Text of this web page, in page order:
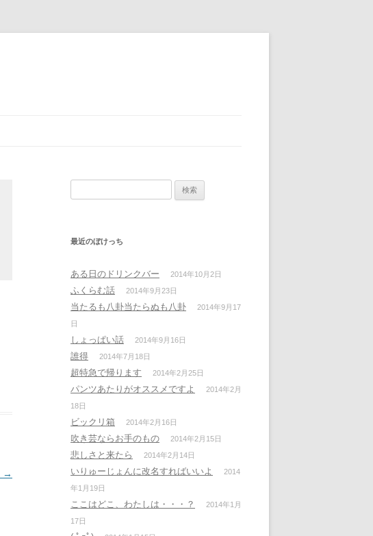
→
最近のぼけっち
ある日のドリンクバー 2014年10月2日
ふくらむ話 2014年9月23日
当たるも八卦当たらぬも八卦
2014年9月17
日
しょっぱい話 2014年9月16日
誰得 2014年7月18日
超特急で帰ります 2014年2月25日
パンツあたりがオススメですよ
2014年2月
18日
ビックリ箱 2014年2月16日
吹き芸ならお手のもの 2014年2月15日
悲しさと来たら 2014年2月14日
いりゅーじょんに改名すればいいよ
2014
年1月19日
ここはどこ、わたしは・・・？
2014年1月
17日